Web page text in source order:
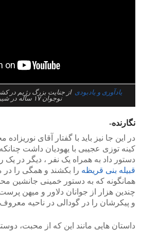
یادآوری و یادبودی از جنایت بزرگ رژیم در
نوجوان ۱۷ ساله در شیراز.
کینه توزی عجیبی با یهودیان داشت
دستور داد به همراه یک نفر ، دیگر در یک روز ۷۰۰ تن از
قبیله بنی قریظه
چندین هزار از جوانان دلاور و میهن
و پیکرشان را در گودالی در ناحیه معروف
داستان هایی مانند این که از محبت،